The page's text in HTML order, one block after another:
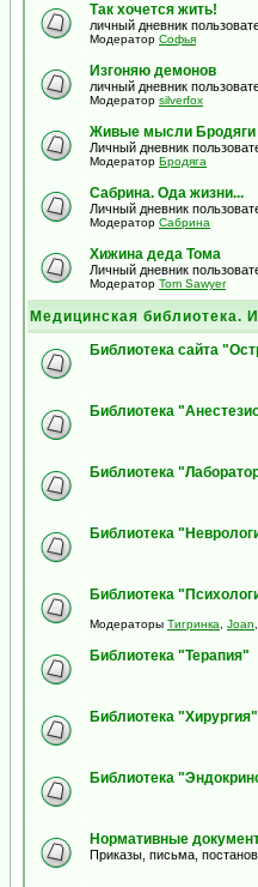
Так хочется жить!
личный дневник
Модератор Софья
Изгоняю демонов
личный дневник
Модератор silverfox
Живые мысли Бродяги
Личный дневник
Модератор Бродяга
Сабрина. Ода жизни...
Личный дневник
Модератор Сабрина
Хижина деда Тома
Личный дневник
Модератор Tom Sawyer
Медицинская библиотека.
Библиотека сайта
Библиотека
Библиотека
Библиотека
Библиотека
Модераторы Тигринка Joan
Библиотека "Терапия"
Библиотека "Хирургия"
Библиотека
Нормативные
Приказы, письма,